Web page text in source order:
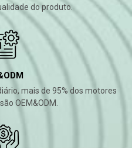
do produto.
mais de 95% dos motores
OEM&ODM.